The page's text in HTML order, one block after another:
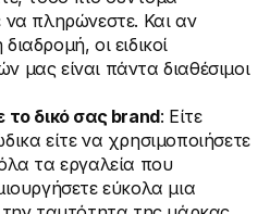
να πληρώνεστε. Και αν
οι ειδικοί
μας είναι πάντα διαθέσιμοι
το δικό σας brand: Είτε
είτε να χρησιμοποιήσετε
τα εργαλεία που
εύκολα μια